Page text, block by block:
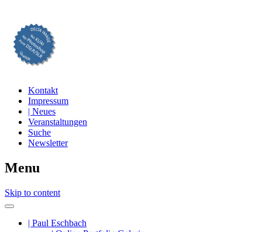
DELTA IMAGE
Professionelle Fotografie visuell erleben
Kontakt
Impressum
| Neues
Veranstaltungen
Suche
Newsletter
Menu
Skip to content
| Paul Eschbach